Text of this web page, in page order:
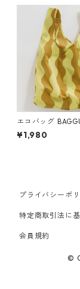
エコバッグ
D スタンダードバ
ウェーブストライ
¥1,980
プライバシーポ
特定商取引法に
会員規約
©